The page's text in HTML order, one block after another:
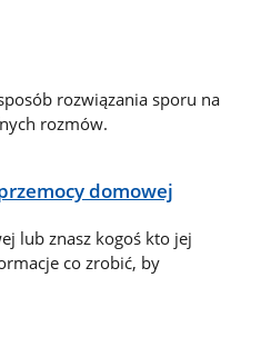
rozwiązania sporu na
rozmów.
domowej
lub znasz kogoś kto jej
co zrobić, by